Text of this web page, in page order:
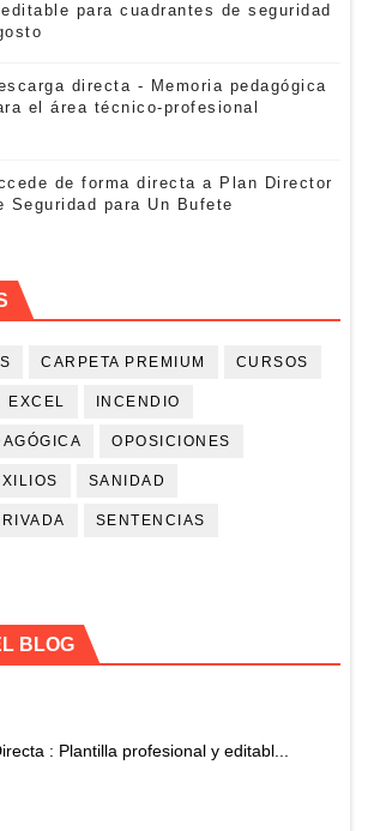
para cuadrantes de seguridad
directa - Memoria pedagógica
el área técnico-profesional
de forma directa a Plan Director
Seguridad para Un Bufete
CARPETA PREMIUM CURSOS
EXCEL INCENDIO
OPOSICIONES
SANIDAD
SENTENCIAS
BLOG
: Plantilla profesional y editabl...